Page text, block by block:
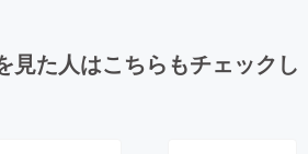
見た人はこちらもチェックし